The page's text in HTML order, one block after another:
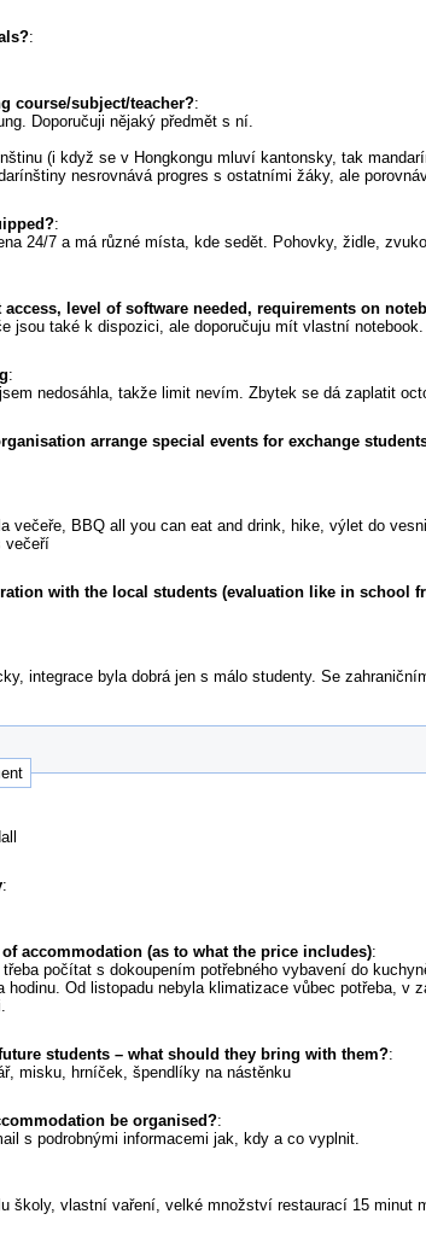
:
course/subject/teacher?:
Doporučuji nějaký předmět s ní.
(i když se v Hongkongu mluví kantonsky, tak
nesrovnává progres s ostatními žáky, ale
:
24/7 a má různé místa, kde sedět. Pohovky, židle,
level of software needed, requirements on
jsou také k dispozici, ale doporučuju mít vlastní notebook.
:
nedosáhla, takže limit nevím. Zbytek se dá zaplatit
arrange special events for exchange
večeře, BBQ all you can eat and drink, hike, výlet do
večeří
with the local students (evaluation like in school
integrace byla dobrá jen s málo studenty. Se
:
accommodation (as to what the price includes):
počítat s dokoupením potřebného vybavení do
hodinu. Od listopadu nebyla klimatizace vůbec potřeba,
students – what should they bring with them?:
misku, hrníček, špendlíky na nástěnku
be organised?:
s podrobnými informacemi jak, kdy a co vyplnit.
školy, vlastní vaření, velké množství restaurací 15 minut